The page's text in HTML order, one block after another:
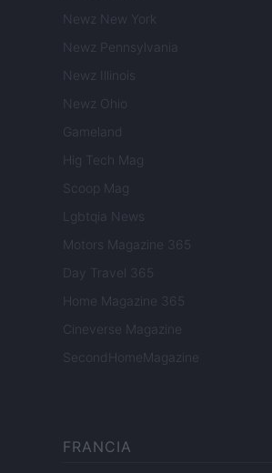
Newz New York
Newz Pennsylvania
Newz Illinois
Newz Ohio
Gameland
Hig Tech Mag
Scoop Mag
Lgbtqia News
Motors Magazine 365
Day Travel 365
Home Magazine 365
Cineverse Magazine
SecondHomeMagazine
FRANCIA